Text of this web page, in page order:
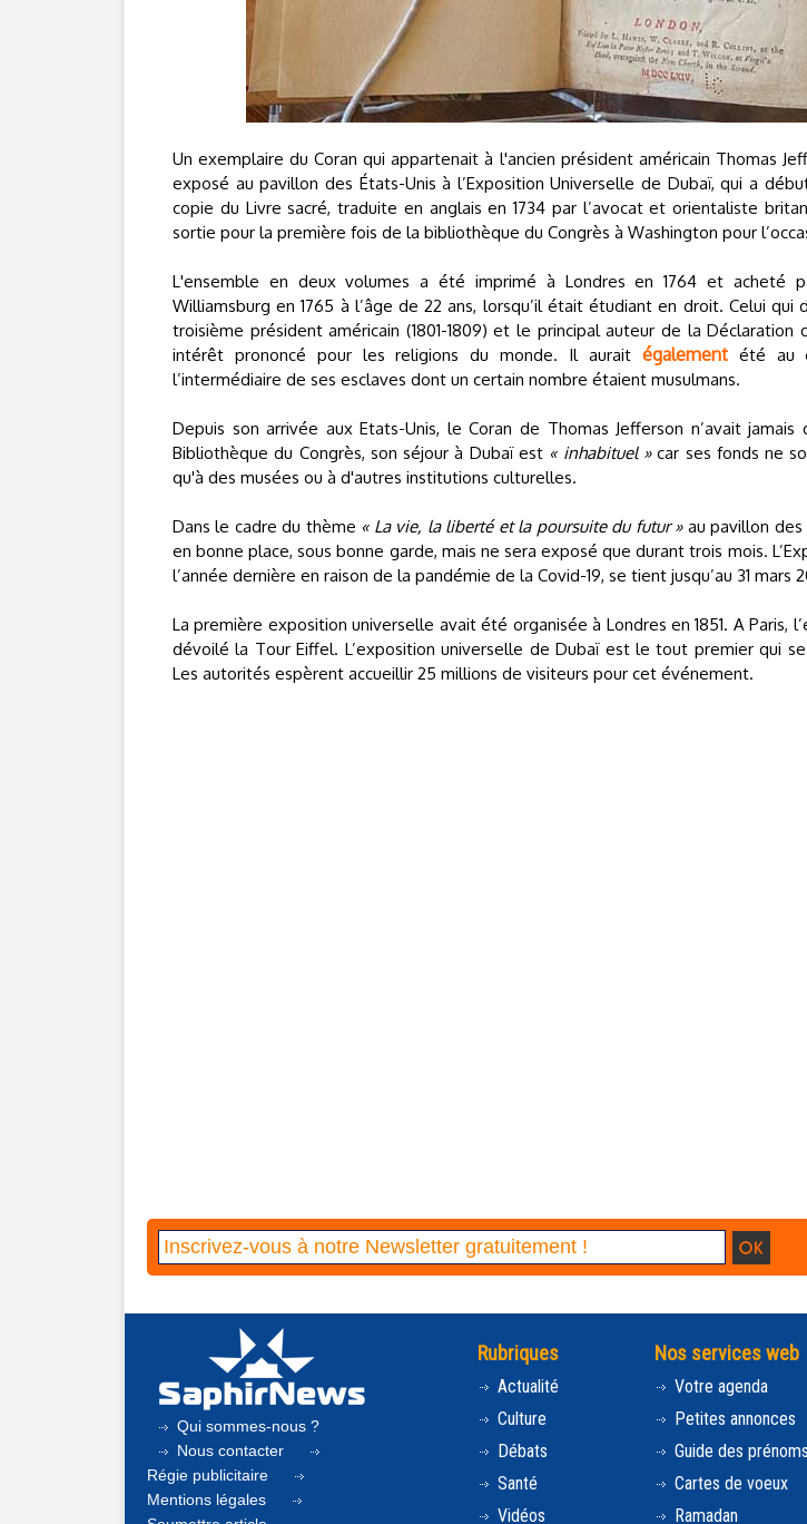
Un exemplaire du Coran qui appartenait à l'ancien président américain Thomas
exposé au pavillon des États-Unis à l’Exposition Universelle de Dubaï, qui a
copie du Livre sacré, traduite en anglais en 1734 par l’avocat et orientaliste
sortie pour la première fois de la bibliothèque du Congrès à Washington pour
L'ensemble en deux volumes a été imprimé à Londres en 1764 et acheté
Williamsburg en 1765 à l’âge de 22 ans, lorsqu’il était étudiant en droit. Celui qui
troisième président américain (1801-1809) et le principal auteur de la Déclaration
intérêt prononcé pour les religions du monde. Il aurait égalementété au
l’intermédiaire de ses esclaves dont un certain nombre étaient musulmans.
Depuis son arrivée aux Etats-Unis, le Coran de Thomas Jefferson n’avait
Bibliothèque du Congrès, son séjour à Dubaï est « inhabituel »car ses fonds ne
qu'à des musées ou à d'autres institutions culturelles.
Dans le cadre du thème « La vie, la liberté et la poursuite du futur »au pavillon des
en bonne place, sous bonne garde, mais ne sera exposé que durant trois mois.
l’année dernière en raison de la pandémie de la Covid-19, se tient jusqu’au 31 mars
La première exposition universelle avait été organisée à Londres en 1851. A Paris,
dévoilé la Tour Eiffel. L’exposition universelle de Dubaï est le tout premier qui
Les autorités espèrent accueillir 25 millions de visiteurs pour cet événement.
Qui sommes-nous ?
Nous contacter
Régie publicitaire
Mentions légales
Rubriques
Actualité
Culture
Débats
Santé
Vidéos
Nos services web
Votre agenda
Petites annonces
Guide des prénoms
Cartes de voeux
Ramadan